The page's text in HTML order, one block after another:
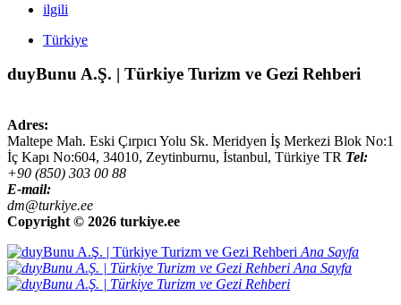
ilgili
Türkiye
duyBunu A.Ş. | Türkiye Turizm ve Gezi Rehberi
Adres:
Maltepe Mah. Eski Çırpıcı Yolu Sk. Meridyen İş Merkezi Blok No:1
İç Kapı No:604, 34010, Zeytinburnu, İstanbul, Türkiye TR Tel:
+90 (850) 303 00 88
E-mail:
dm@turkiye.ee
Copyright © 2026 turkiye.ee
Ana Sayfa
Ana Sayfa